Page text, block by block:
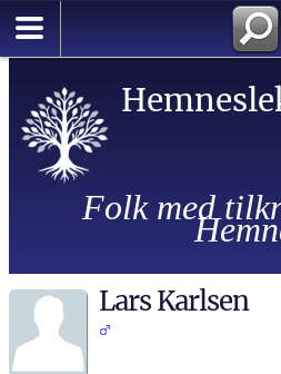
Folk med
Lars Karlsen